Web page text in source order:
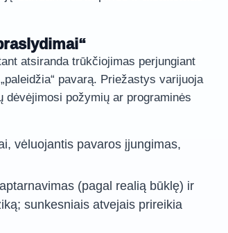
atsiranda trūkčiojimas perjungiant
pavarą. Priežastys varijuoja
dėvėjimosi požymių ar programinės
vėluojantis pavaros įjungimas,
(pagal realią būklę) ir
sunkesniais atvejais prireikia